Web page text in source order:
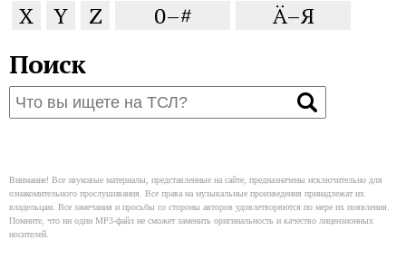
X
Y Z 0–# Ä–Я
Поиск
Внимание! Все звуковые материалы, представленные на сайте, предназначены исключительно для
ознакомительного прослушивания. Все права на музыкальные произведения принадлежат их
владельцам. Все замечания и просьбы со стороны авторов удовлетворяются по мере их появления.
Помните, что ни один MP3-файл не сможет заменить оригинальность и качество лицензионных
носителей.